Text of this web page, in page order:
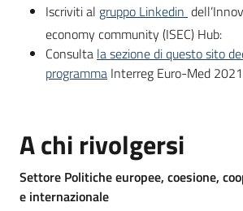
Iscriviti al gruppo Linkedin
economy community (ISEC) Hub:
Consulta la sezione di questo sito
programma Interreg Euro-Med
A chi rivolgersi
Settore Politiche europee, coesione,
e internazionale